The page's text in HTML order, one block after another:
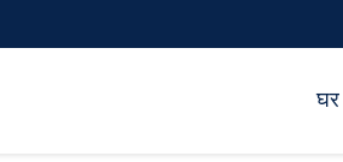
घर